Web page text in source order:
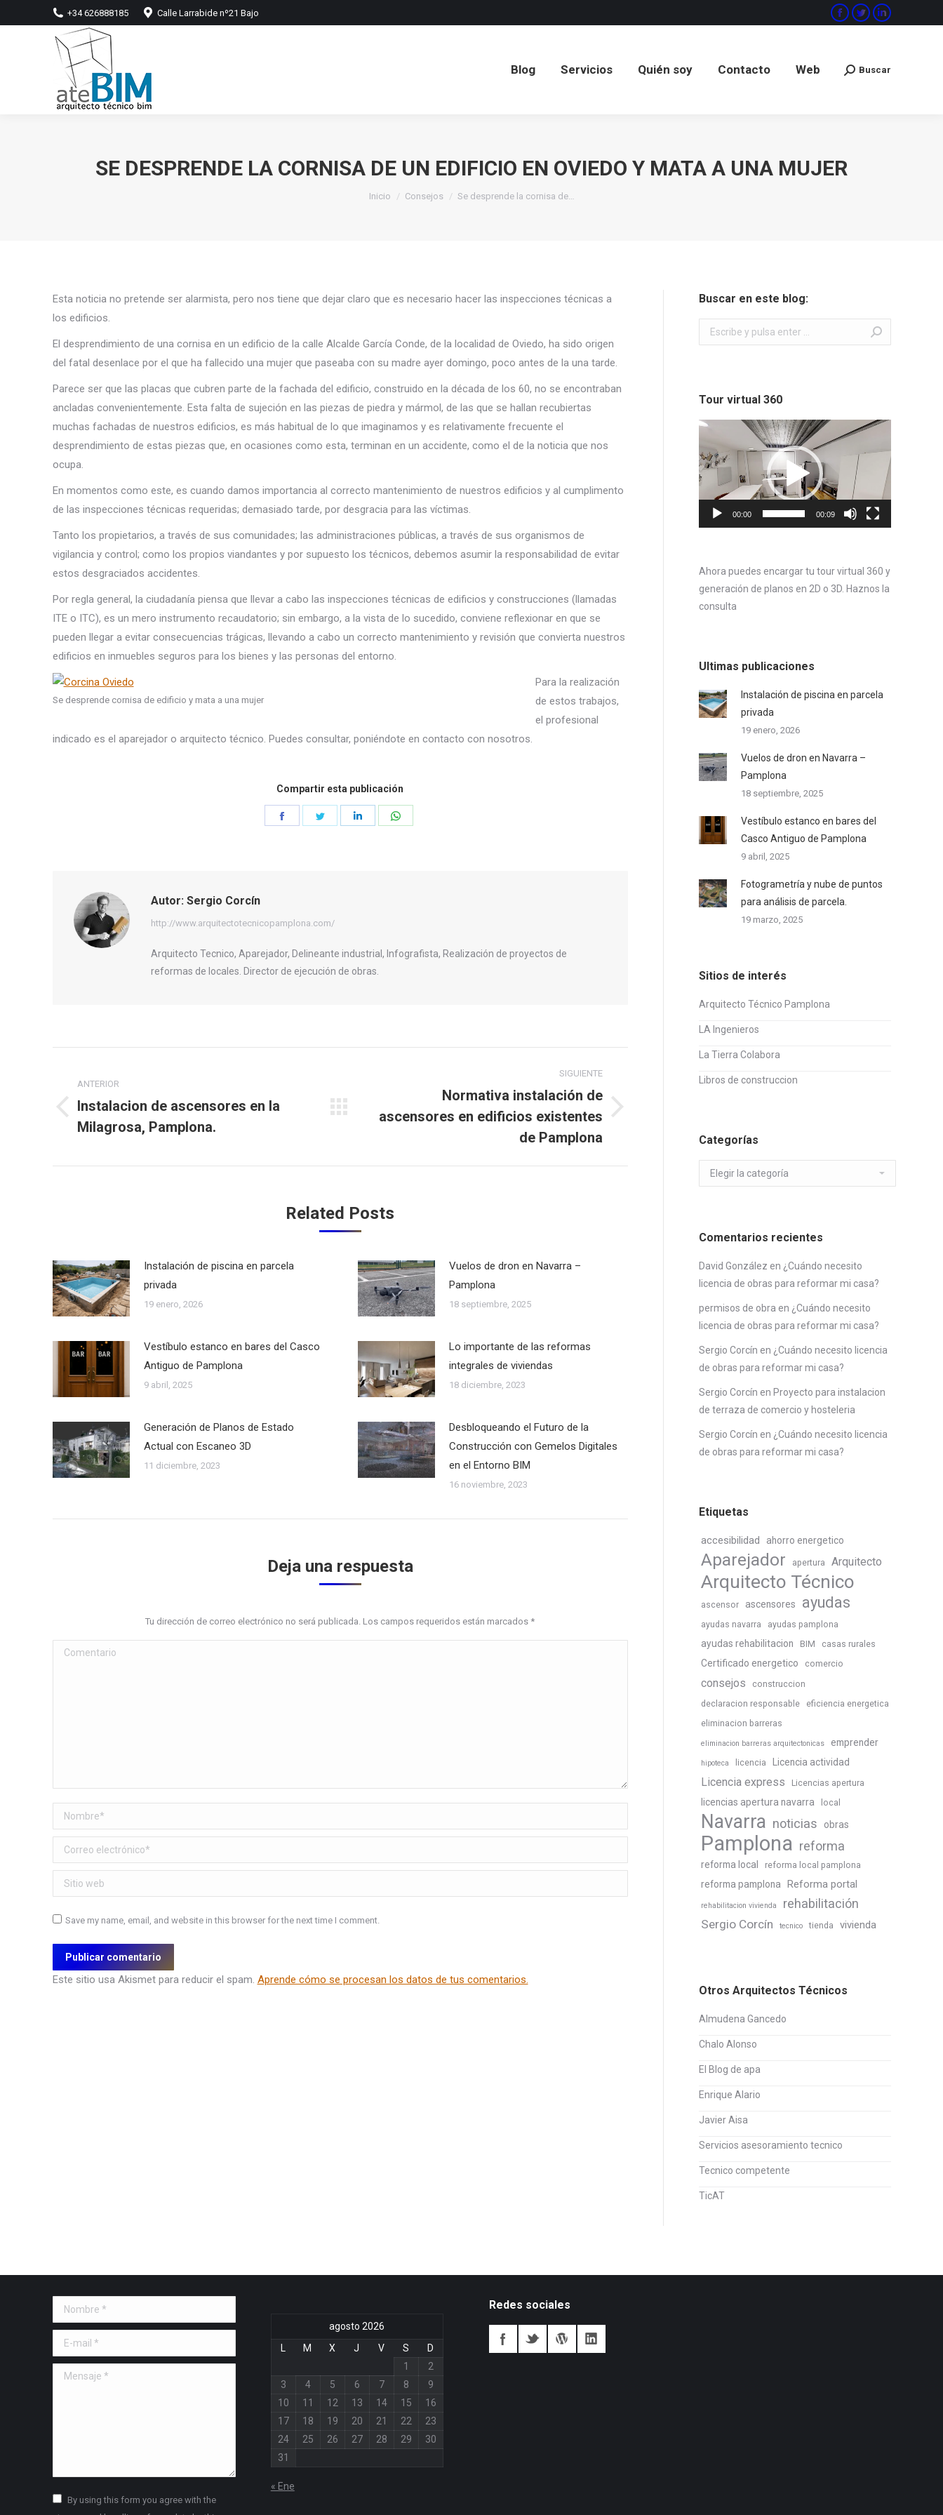
+34 626888185 Calle Larrabide nº21 Bajo
Facebook
TwitterLinkedin
Blog Servicios Quién soy Contacto Web Buscar:
Buscar
SE DESPRENDE LA CORNISA DE UN EDIFICIO EN OVIEDO Y MATA A UNA MUJER
Estás aquí:
Inicio Consejos Se desprende la cornisa de…
Esta noticia no pretende ser alarmista, pero nos tiene que dejar claro que es necesario hacer las inspecciones técnicas a
los edificios.
El desprendimiento de una cornisa en un edificio de la calle Alcalde García Conde, de la localidad de Oviedo, ha sido origen
del fatal desenlace por el que ha fallecido una mujer que paseaba con su madre ayer domingo, poco antes de la una tarde.
Parece ser que las placas que cubren parte de la fachada del edificio, construido en la década de los 60, no se encontraban
ancladas convenientemente. Esta falta de sujeción en las piezas de piedra y mármol, de las que se hallan recubiertas
muchas fachadas de nuestros edificios, es más habitual de lo que imaginamos y es relativamente frecuente el
desprendimiento de estas piezas que, en ocasiones como esta, terminan en un accidente, como el de la noticia que nos
ocupa.
En momentos como este, es cuando damos importancia al correcto mantenimiento de nuestros edificios y al cumplimento
de las inspecciones técnicas requeridas; demasiado tarde, por desgracia para las víctimas.
Tanto los propietarios, a través de sus comunidades; las administraciones públicas, a través de sus organismos de
vigilancia y control; como los propios viandantes y por supuesto los técnicos, debemos asumir la responsabilidad de evitar
estos desgraciados accidentes.
Por regla general, la ciudadanía piensa que llevar a cabo las inspecciones técnicas de edificios y construcciones (llamadas
ITE o ITC), es un mero instrumento recaudatorio; sin embargo, a la vista de lo sucedido, conviene reflexionar en que se
pueden llegar a evitar consecuencias trágicas, llevando a cabo un correcto mantenimiento y revisión que convierta nuestros
edificios en inmuebles seguros para los bienes y las personas del entorno.
Se desprende cornisa de edificio y mata a una mujer
Para la realización
de estos trabajos,
el profesional
indicado es el aparejador o arquitecto técnico. Puedes consultar, poniéndote en contacto con nosotros.
Compartir esta publicación
Share
Share
Autor: Sergio Corcín
http://www.arquitectotecnicopamplona.com/
Arquitecto Tecnico, Aparejador, Delineante industrial, Infografista, Realización de proyectos de
reformas de locales. Director de ejecución de obras.
entre
publicaciones
ANTERIOR
Publicación
anterior:
Instalacion de ascensores en la
Milagrosa, Pamplona.
SIGUIENTE
Publicación
Normativa instalación de
ascensores en edificios existentes
de Pamplona
Related Posts
Instalación de piscina en parcela
privada
19 enero, 2026
Vuelos de dron en Navarra –
Pamplona
18 septiembre, 2025
Vestíbulo estanco en bares del Casco
Antiguo de Pamplona
9 abril, 2025
Lo importante de las reformas
integrales de viviendas
18 diciembre, 2023
Generación de Planos de Estado
Actual con Escaneo 3D
11 diciembre, 2023
Desbloqueando el Futuro de la
Construcción con Gemelos Digitales
en el Entorno BIM
16 noviembre, 2023
Deja una respuesta
Tu dirección de correo electrónico no será publicada. Los campos requeridos están marcados *
Comentario
Nombre *
Correo electrónico *
Sitio web
Save my name, email, and website in this browser for the next time I comment.
Publicar comentario
Este sitio usa Akismet para reducir el spam. Aprende cómo se procesan los datos de tus comentarios.
Buscar en este blog:
Buscar:
Tour virtual 360
Reproductor
vídeo
00:00 00:09
Ahora puedes encargar tu tour virtual 360 y
generación de planos en 2D o 3D. Haznos la
consulta
Ultimas publicaciones
Instalación de piscina en parcela
privada
19 enero, 2026
Vuelos de dron en Navarra –
Pamplona
18 septiembre, 2025
Vestíbulo estanco en bares del
Casco Antiguo de Pamplona
9 abril, 2025
Fotogrametría y nube de puntos
para análisis de parcela.
19 marzo, 2025
Sitios de interés
Arquitecto Técnico Pamplona
LA Ingenieros
La Tierra Colabora
Libros de construccion
Categorías
Categorías
Comentarios recientes
David González en ¿Cuándo necesito
licencia de obras para reformar mi casa?
permisos de obra en ¿Cuándo necesito
licencia de obras para reformar mi casa?
Sergio Corcín en ¿Cuándo necesito licencia
de obras para reformar mi casa?
Sergio Corcín en Proyecto para instalacion
de terraza de comercio y hosteleria
Sergio Corcín en ¿Cuándo necesito licencia
de obras para reformar mi casa?
Etiquetas
accesibilidad ahorro energetico
Aparejador apertura Arquitecto
Arquitecto Técnico
ascensor ascensores ayudas
ayudas navarra ayudas pamplona
ayudas rehabilitacion BIM casas rurales
Certificado energetico comercio
consejos
construccion
declaracion responsable
eficiencia energetica
eliminacion barreras
eliminacion barreras arquitectonicas emprender
hipoteca licencia Licencia actividad
Licencia express Licencias apertura
licencias apertura navarra local
Navarra noticias obras
Pamplona reforma
reforma local reforma local pamplona
reforma pamplona Reforma portal
rehabilitacion vivienda rehabilitación
Sergio Corcín tecnico tienda vivienda
Otros Arquitectos Técnicos
Almudena Gancedo
Chalo Alonso
El Blog de apa
Enrique Alario
Javier Aisa
Servicios asesoramiento tecnico
Tecnico competente
TicAT
Nombre *
E-mail *
Mensaje *
By using this form you agree with the
agosto 2026
L
M X J V S
D
1
2
3
4 5 6 7 8
9
10
11 12 13 14 15
16
17
18 19 20 21 22
23
24
25 26 27 28 29
30
31
« Ene
Redes sociales
Blog Servicios Quién soy Contacto Web Buscar:
Buscar